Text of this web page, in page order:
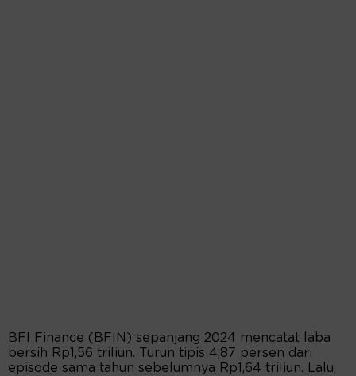
BFI Finance (BFIN) sepanjang 2024 mencatat laba
bersih Rp1,56 triliun. Turun tipis 4,87 persen dari
episode sama tahun sebelumnya Rp1,64 triliun. Lalu,